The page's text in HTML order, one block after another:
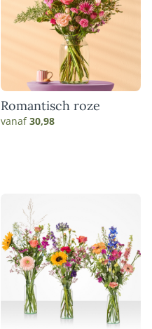
Romantisch roze
vanaf30,98